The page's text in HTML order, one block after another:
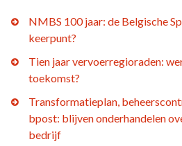
NMBS 100 jaar: de Belgische
keerpunt?
Tien jaar vervoerregioraden:
toekomst?
Transformatieplan,
bpost: blijven onderhandelen
bedrijf